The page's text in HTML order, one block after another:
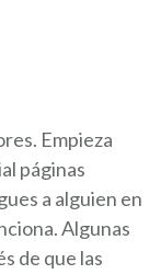
Empieza
páginas
a alguien en
Algunas
de que las